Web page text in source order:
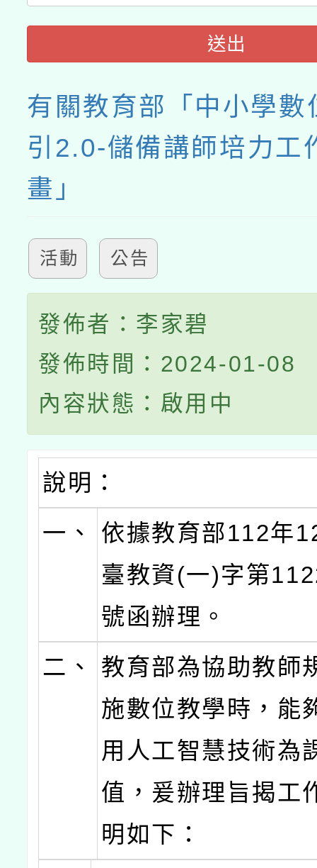
送出
有關教育部「中小學數
引2.0-儲備講師培力工
畫」
活動 公告
發佈者：李家碧
發佈時間：2024-01-08
內容狀態：啟用中
說明：
一、
依據教育部112年
臺教資(一)字第
號函辦理。
二、
教育部為協助教師
施數位教學時，能
用人工智慧技術為
值，爰辦理旨揭工
明如下：